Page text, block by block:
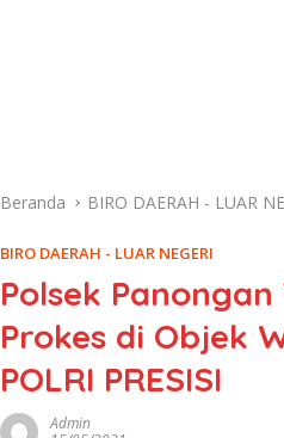
Beranda BIRO DAERAH - LUAR
BIRO DAERAH - LUAR NEGERI
Polsek
Prokes di Objek
POLRI PRESISI
Admin